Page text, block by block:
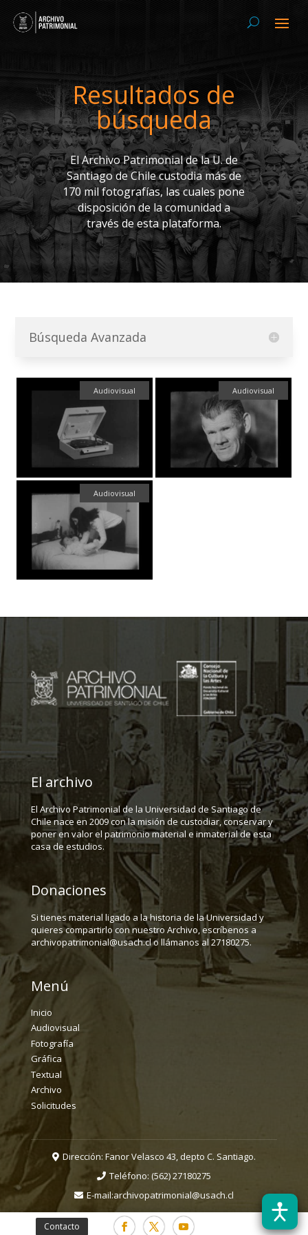
Contacto
Resultados de
búsqueda
El Archivo Patrimonial de la U. de
Santiago de Chile custodia más de
170 mil fotografías, las cuales pone
disposición de la comunidad a
través de esta plataforma.
Búsqueda Avanzada
Audiovisual Audiovisual
Audiovisual
El archivo
El Archivo Patrimonial de la Universidad de Santiago de
Chile nace en 2009 con la misión de custodiar, conservar y
poner en valor el patrimonio material e inmaterial de esta
casa de estudios.
Donaciones
Si tienes material ligado a la historia de la Universidad y
quieres compartirlo con nuestro Archivo, escríbenos a
archivopatrimonial@usach.cl o llámanos al 27180275.
Menú
Inicio
Audiovisual
Fotografía
Gráfica
Textual
Archivo
Solicitudes
Dirección: Fanor Velasco 43, depto C. Santiago.
Teléfono: (562) 27180275
E-mail:archivopatrimonial@usach.cl